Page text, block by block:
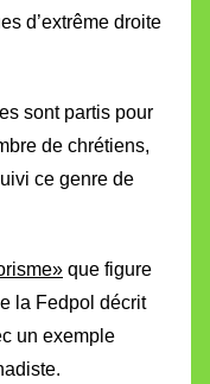
d’extrême droite
sont partis pour
de chrétiens,
ce genre de
que figure
la Fedpol décrit
un exemple